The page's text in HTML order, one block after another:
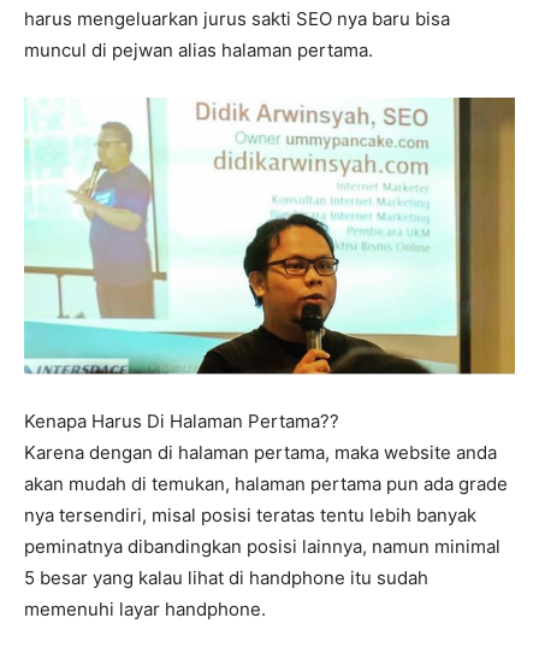
harus mengeluarkan jurus sakti SEO nya baru bisa
muncul di pejwan alias halaman pertama.
Kenapa Harus Di Halaman Pertama??
Karena dengan di halaman pertama, maka website anda
akan mudah di temukan, halaman pertama pun ada grade
nya tersendiri, misal posisi teratas tentu lebih banyak
peminatnya dibandingkan posisi lainnya, namun minimal
5 besar yang kalau lihat di handphone itu sudah
memenuhi layar handphone.